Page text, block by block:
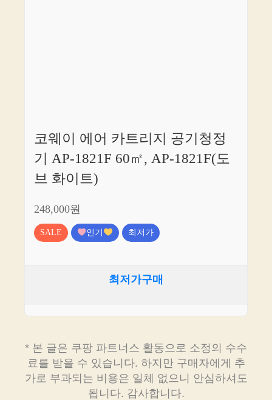
코웨이 에어 카트리지 공기청정
기 AP-1821F 60㎡, AP-1821F(도
브 화이트)
248,000원
SALE 인기 최저가
최저가구매
* 본 글은 쿠팡 파트너스 활동으로 소정의 수수
료를 받을 수 있습니다. 하지만 구매자에게 추
가로 부과되는 비용은 일체 없으니 안심하셔도
됩니다. 감사합니다.